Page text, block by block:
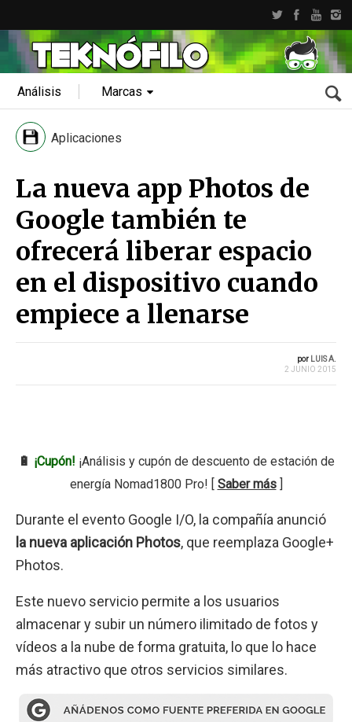
Análisis Marcas
Aplicaciones
La nueva app Photos de
Google también te
ofrecerá liberar espacio
en el dispositivo cuando
empiece a llenarse
por LUIS A.
2 JUNIO 2015
🔋 ¡Cupón! ¡Análisis y cupón de descuento de estación de
energía Nomad1800 Pro! [ Saber más]
Durante el evento Google I/O, la compañía anunció
la nueva aplicación Photos, que reemplaza Google+
Photos.
Este nuevo servicio permite a los usuarios
almacenar y subir un número ilimitado de fotos y
vídeos a la nube de forma gratuita, lo que lo hace
más atractivo que otros servicios similares.